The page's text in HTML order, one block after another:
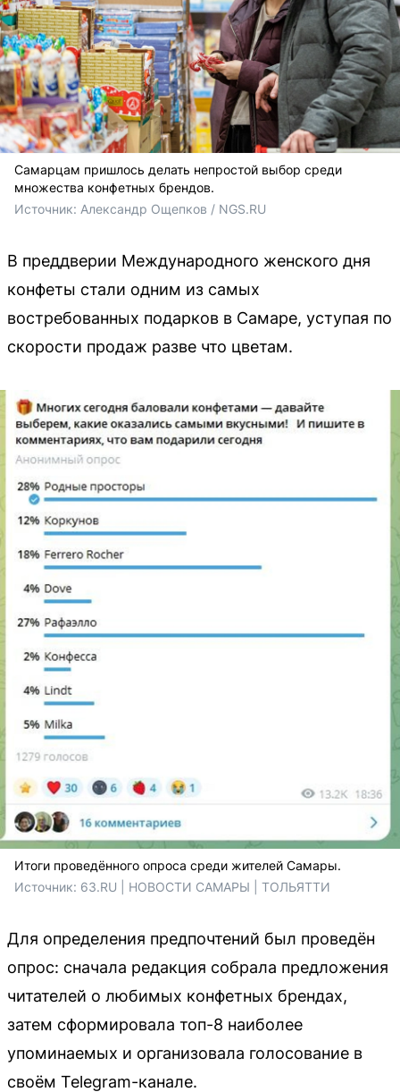
Самарцам пришлось делать непростой выбор среди
множества конфетных брендов.
Источник: Александр Ощепков / NGS.RU
В преддверии Международного женского дня
конфеты стали одним из самых
востребованных подарков в Самаре, уступая по
скорости продаж разве что цветам.
Итоги проведённого опроса среди жителей Самары.
Источник: 63.RU | НОВОСТИ САМАРЫ | ТОЛЬЯТТИ
Для определения предпочтений был проведён
опрос: сначала редакция собрала предложения
читателей о любимых конфетных брендах,
затем сформировала топ-8 наиболее
упоминаемых и организовала голосование в
своём Telegram-канале.